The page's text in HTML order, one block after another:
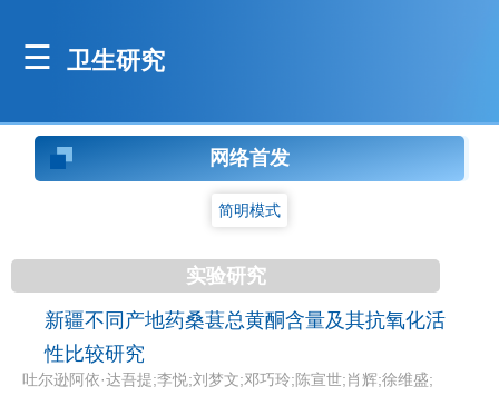
卫生研究
网络首发
简明模式
实验研究
新疆不同产地药桑葚总黄酮含量及其抗氧化活
性比较研究
吐尔逊阿依·达吾提;李悦;刘梦文;邓巧玲;陈宣世;肖辉;徐维盛;